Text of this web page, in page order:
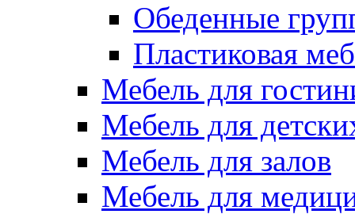
Обеденные
Пластиковая
Мебель для
Мебель для
Мебель для залов
Мебель для